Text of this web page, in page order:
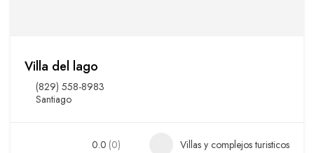
Villa del lago
(829) 558-8983
Santiago
0.0 (0) Villas y complejos turisticos